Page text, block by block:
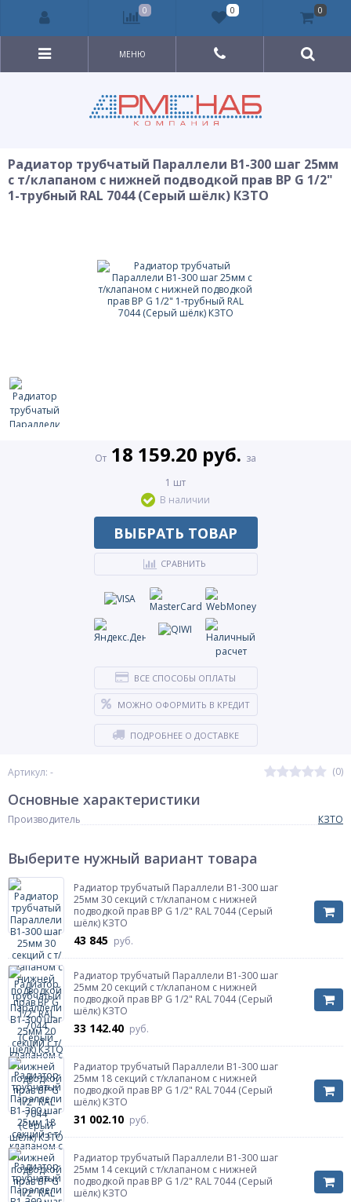
МЕНЮ
Радиатор трубчатый Параллели В1-300 шаг 25мм
с т/клапаном с нижней подводкой прав ВР G 1/2"
1-трубный RAL 7044 (Серый шёлк) КЗТО
Артикул: - (0)
От 18 159.20 руб. за
1 шт
В наличии
ВЫБРАТЬ ТОВАР
СРАВНИТЬ
ВСЕ СПОСОБЫ ОПЛАТЫ
МОЖНО ОФОРМИТЬ В КРЕДИТ
ПОДРОБНЕЕ О ДОСТАВКЕ
Основные характеристики
Производитель КЗТО
Выберите нужный вариант товара
Радиатор трубчатый Параллели В1-300 шаг
25мм 30 секций с т/клапаном с нижней
подводкой прав ВР G 1/2" RAL 7044 (Серый
шёлк) КЗТО
43 845 руб.
Радиатор трубчатый Параллели В1-300 шаг
25мм 20 секций с т/клапаном с нижней
подводкой прав ВР G 1/2" RAL 7044 (Серый
шёлк) КЗТО
33 142.40 руб.
Радиатор трубчатый Параллели В1-300 шаг
25мм 18 секций с т/клапаном с нижней
подводкой прав ВР G 1/2" RAL 7044 (Серый
шёлк) КЗТО
31 002.10 руб.
Радиатор трубчатый Параллели В1-300 шаг
25мм 14 секций с т/клапаном с нижней
подводкой прав ВР G 1/2" RAL 7044 (Серый
шёлк) КЗТО
0 0 0